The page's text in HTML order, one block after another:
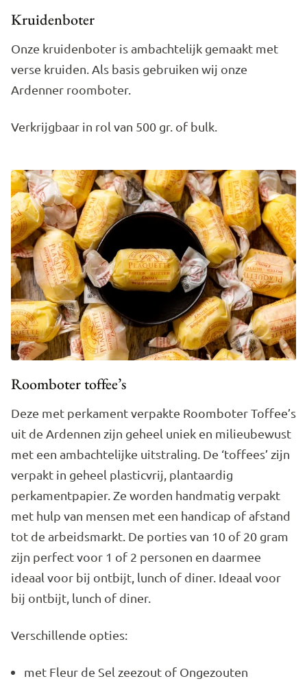
Kruidenboter
Onze kruidenboter is ambachtelijk gemaakt met
verse kruiden. Als basis gebruiken wij onze
Ardenner roomboter.
Verkrijgbaar in rol van 500 gr. of bulk.
Roomboter toffee’s
Deze met perkament verpakte Roomboter Toffee’s
uit de Ardennen zijn geheel uniek en milieubewust
met een ambachtelijke uitstraling. De ‘toffees’ zijn
verpakt in geheel plasticvrij, plantaardig
perkamentpapier. Ze worden handmatig verpakt
met hulp van mensen met een handicap of afstand
tot de arbeidsmarkt. De porties van 10 of 20 gram
zijn perfect voor 1 of 2 personen en daarmee
ideaal voor bij ontbijt, lunch of diner. Ideaal voor
bij ontbijt, lunch of diner.
Verschillende opties:
met Fleur de Sel zeezout of Ongezouten